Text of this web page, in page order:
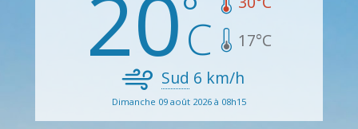
20
17°C
Sud 6 km/h
Dimanche 09 août 2026 à 08h15